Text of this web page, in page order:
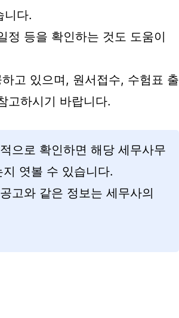
니다.
정 등을 확인하는 것도 도움이
고 있으며, 원서접수, 수험표 출
고하시기 바랍니다.
으로 확인하면 해당 세무사무
엿볼 수 있습니다.
고와 같은 정보는 세무사의